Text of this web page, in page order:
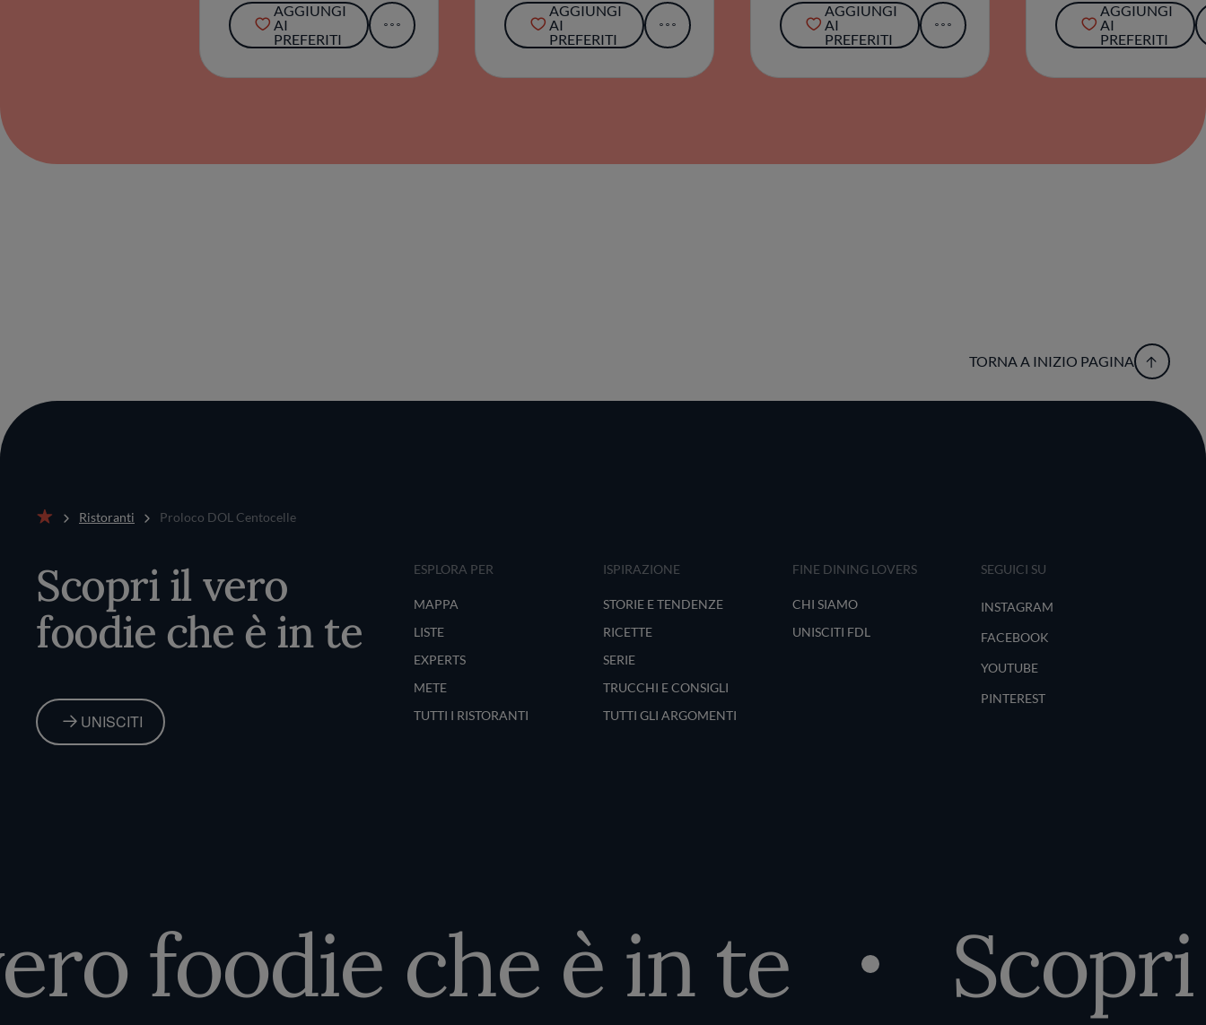
AGGIUNGI
AI
PREFERITI
AGGIUNGI
AI
PREFERITI
AGGIUNGI
AI
PREFERITI
AGGIUNGI
AI
PREFERITI
TORNA A INIZIO PAGINA
Ristoranti Proloco DOL Centocelle
Scopri il vero
foodie che è in te
UNISCITI
ESPLORA PER
MAPPA
LISTE
EXPERTS
METE
TUTTI I RISTORANTI
ISPIRAZIONE
STORIE E TENDENZE
RICETTE
SERIE
TRUCCHI E CONSIGLI
TUTTI GLI ARGOMENTI
FINE DINING LOVERS
CHI SIAMO
UNISCITI FDL
SEGUICI SU
INSTAGRAM
FACEBOOK
YOUTUBE
PINTEREST
foodie che è in te Scopri